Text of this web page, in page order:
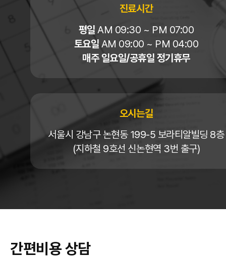
진료시간
평일 AM 09:30 ~ PM 07:00
토요일 AM 09:00 ~ PM 04:00
매주 일요일/공휴일 정기휴무
오시는길
서울시 강남구 논현동 199-5 보라티알빌딩 8층
(지하철 9호선 신논현역 3번 출구)
간편비용 상담